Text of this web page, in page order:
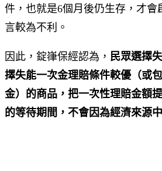
件，也就是6個月後仍生存，才會
言較為不利。
因此，錠嵂保經認為， 民眾選擇
擇失能一次金理賠條件較優（或
金）的商品，把一次性理賠金額
的等待期間，不會因為經濟來源